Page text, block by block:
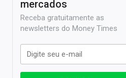
mercados
Receba gratuitamente as
newsletters do Money Times